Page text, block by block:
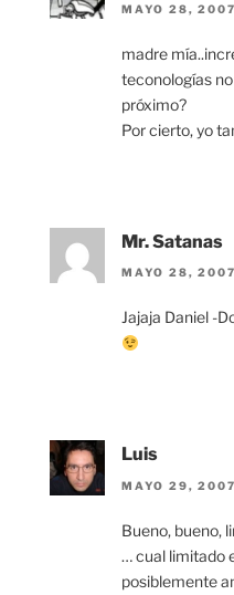
MAYO 28,
madre
teconologías
próximo?
Por cierto, yo
Mr. Satanas
MAYO 28,
Jajaja Daniel -
Luis
MAYO 29,
Bueno, bueno,
… cual limitado
posiblemente